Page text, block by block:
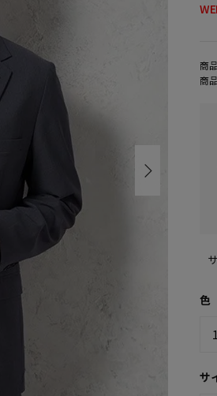
商
商
色
サ